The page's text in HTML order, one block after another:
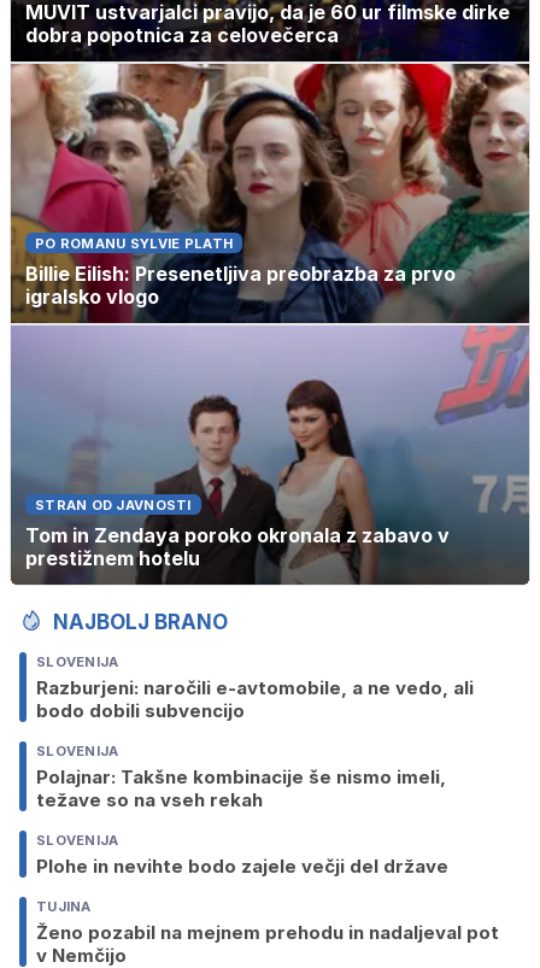
MUVIT ustvarjalci pravijo, da je 60 ur filmske dirke
dobra popotnica za celovečerca
PO ROMANU SYLVIE PLATH
Billie Eilish: Presenetljiva preobrazba za prvo
igralsko vlogo
STRAN OD JAVNOSTI
Tom in Zendaya poroko okronala z zabavo v
prestižnem hotelu
NAJBOLJ BRANO
SLOVENIJA
Razburjeni: naročili e-avtomobile, a ne vedo, ali
bodo dobili subvencijo
SLOVENIJA
Polajnar: Takšne kombinacije še nismo imeli,
težave so na vseh rekah
SLOVENIJA
Plohe in nevihte bodo zajele večji del države
TUJINA
Ženo pozabil na mejnem prehodu in nadaljeval pot
v Nemčijo